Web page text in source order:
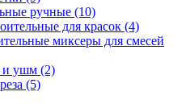
ручные (10)
для красок (4)
миксеры для смесей
и ушм (2)
(5)